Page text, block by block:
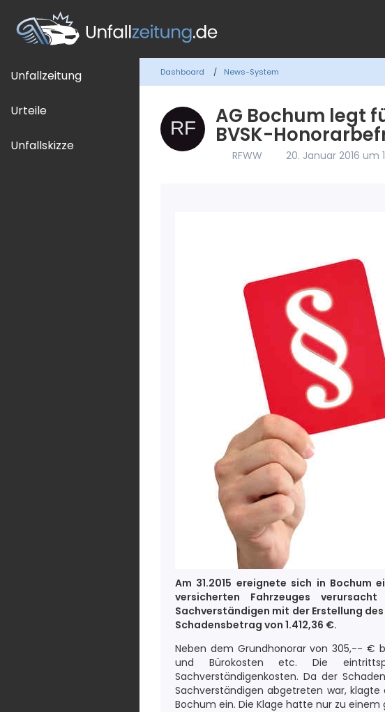
Unfallzeitung
Urteile
Unfallskizze
Dashboard News-System
AG Bochum legt
BVSK-
RFWW 20. Januar 2016 um
Am 31.2015 ereignete sich in Bochum
versicherten Fahrzeuges
Sachverständigen mit der Erstellung
Schadensbetrag von 1.412,36 €.
Neben dem Grundhonorar von 305,-- €
und Bürokosten etc. Die
Sachverständigenkosten. Da der
Sachverständigen abgetreten war,
Bochum ein. Die Klage hatte nur zu einem